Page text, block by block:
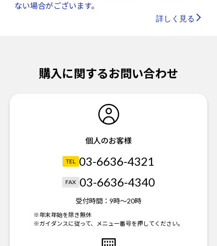
ない場合がございます。
詳しく見る
購入に関するお問い合わせ
個人のお客様
TEL 03-6636-4321
FAX 03-6636-4340
受付時間： 9時～20時
※年末年始を除き無休
※ガイダンスに従って、メニュー番号を押してください。